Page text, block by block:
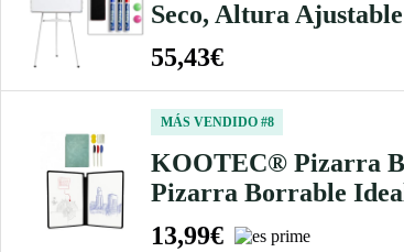
Seco, Altura
55,43€
MÁS VENDIDO #8
KOOTEC® Pizarra
Pizarra Borrable
13,99€